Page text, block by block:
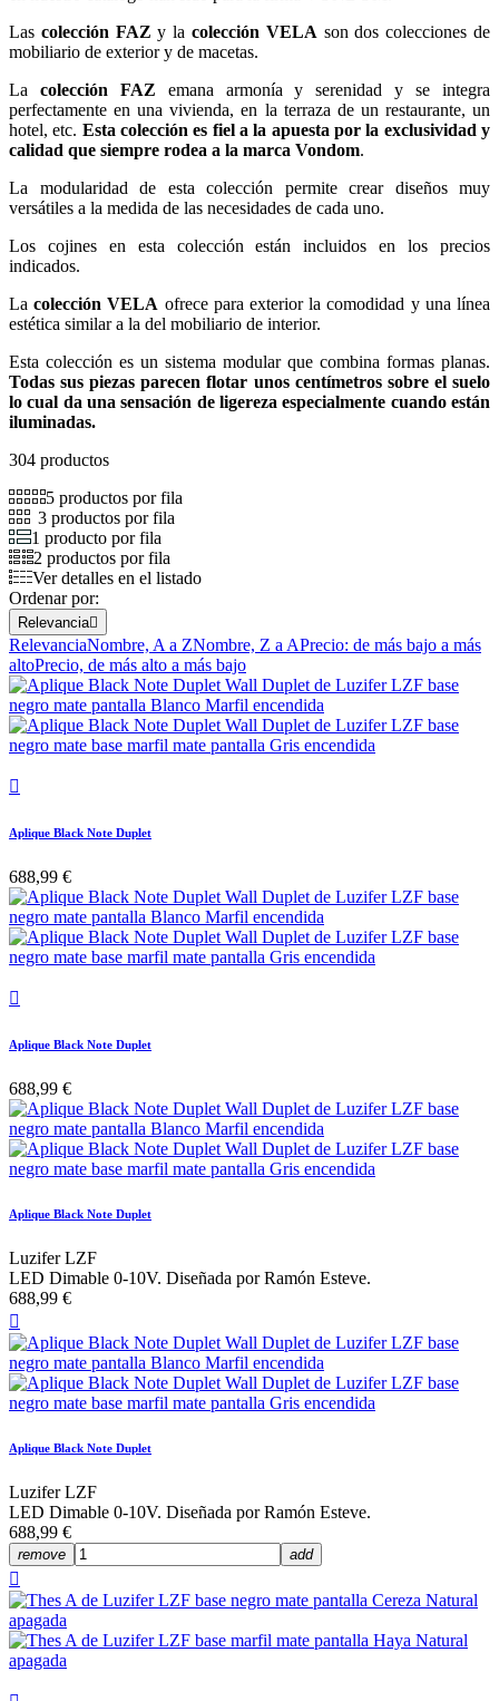
Las colección FAZ y lacolección VELA son dos colecciones de
mobiliario de exterior y de macetas.
La colección FAZ emana armonía y serenidad y se integra
perfectamente en una vivienda, en la terraza de un restaurante, un
hotel, etc. Esta colección es fiel a la apuesta por la exclusividad y
calidad que siempre rodea a la marca Vondom.
La modularidad de esta colección permite crear diseños muy
versátiles a la medida de las necesidades de cada uno.
Los cojines en esta colección están incluidos en los precios
indicados.
Lacolección VELA ofrece para exterior la comodidad y una línea
estética similar a la del mobiliario de interior.
Esta colección es un sistema modular que combina formas planas.
Todas sus piezas parecen flotar unos centímetros sobre el suelo
lo cual da una sensación de ligereza especialmente cuando están
iluminadas.
304 productos
5 productos por fila
3 productos por fila
1 producto por fila
2 productos por fila
Ver detalles en el listado
Ordenar por:
Relevancia
RelevanciaNombre, A a ZNombre, Z a APrecio: de más bajo a más
altoPrecio, de más alto a más bajo

Aplique Black Note Duplet
688,99 €

Aplique Black Note Duplet
688,99 €
Aplique Black Note Duplet
Luzifer LZF
LED Dimable 0-10V. Diseñada por Ramón Esteve.
688,99 €

Aplique Black Note Duplet
Luzifer LZF
LED Dimable 0-10V. Diseñada por Ramón Esteve.
688,99 €
remove add
